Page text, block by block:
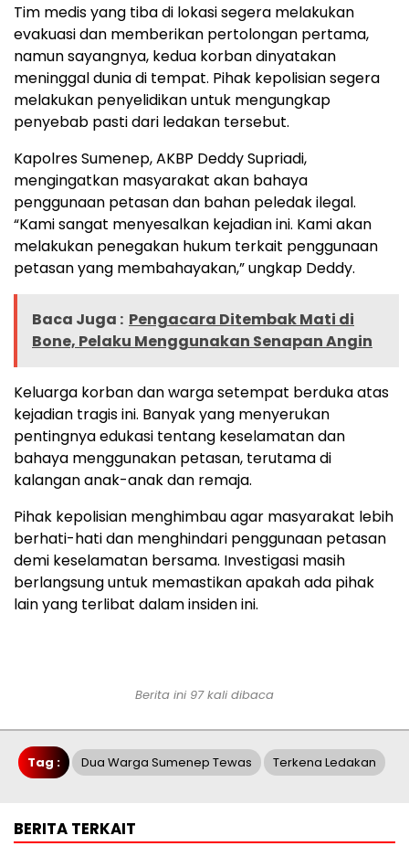
Tim medis yang tiba di lokasi segera melakukan
evakuasi dan memberikan pertolongan pertama,
namun sayangnya, kedua korban dinyatakan
meninggal dunia di tempat. Pihak kepolisian segera
melakukan penyelidikan untuk mengungkap
penyebab pasti dari ledakan tersebut.
Kapolres Sumenep, AKBP Deddy Supriadi,
mengingatkan masyarakat akan bahaya
penggunaan petasan dan bahan peledak ilegal.
“Kami sangat menyesalkan kejadian ini. Kami akan
melakukan penegakan hukum terkait penggunaan
petasan yang membahayakan,” ungkap Deddy.
Baca Juga : Pengacara Ditembak Mati di
Bone, Pelaku Menggunakan Senapan Angin
Keluarga korban dan warga setempat berduka atas
kejadian tragis ini. Banyak yang menyerukan
pentingnya edukasi tentang keselamatan dan
bahaya menggunakan petasan, terutama di
kalangan anak-anak dan remaja.
Pihak kepolisian menghimbau agar masyarakat lebih
berhati-hati dan menghindari penggunaan petasan
demi keselamatan bersama. Investigasi masih
berlangsung untuk memastikan apakah ada pihak
lain yang terlibat dalam insiden ini.
Berita ini 97 kali dibaca
Tag : Dua Warga Sumenep Tewas Terkena Ledakan
BERITA TERKAIT